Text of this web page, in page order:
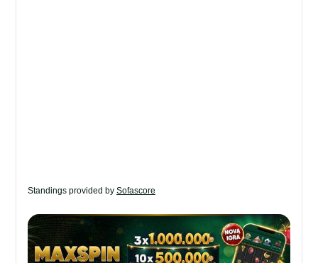
Standings provided by Sofascore